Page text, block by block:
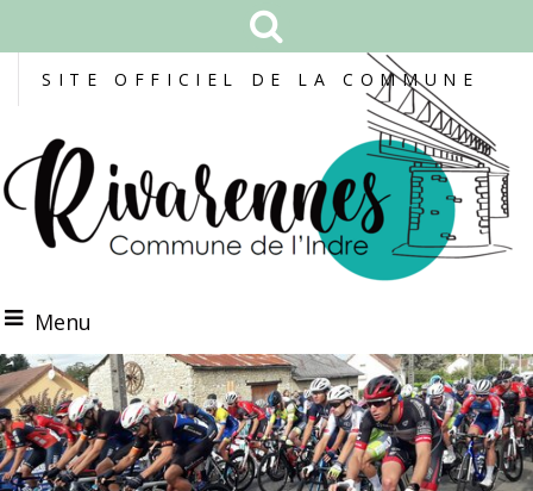
SITE OFFICIEL DE LA COMMUNE
Menu